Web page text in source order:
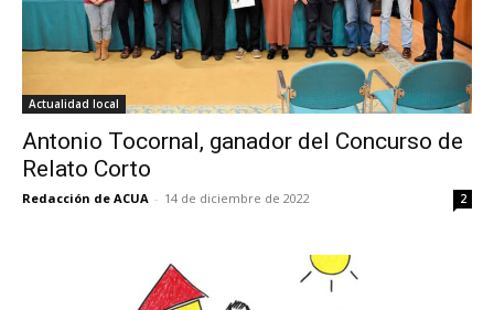
Actualidad local
Antonio Tocornal, ganador del Concurso de
Relato Corto
Redacción de ACUA - 14 de diciembre de 2022 2